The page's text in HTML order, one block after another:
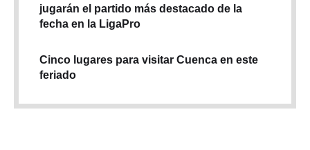
jugarán el partido más destacado de la
fecha en la LigaPro
Cinco lugares para visitar Cuenca en este
feriado